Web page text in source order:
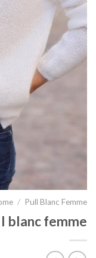
/ Pull Blanc Femme
blanc femme